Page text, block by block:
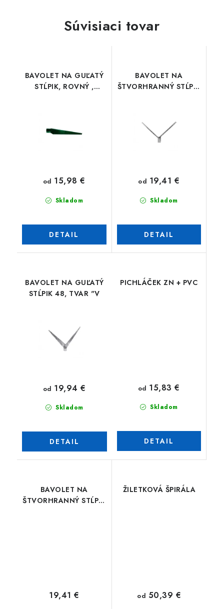
Súvisiaci tovar
BAVOLET NA GUĽATÝ
STĹPIK, ROVNÝ ,
Skladom
od 15,98 €
DETAIL
BAVOLET NA
ŠTVORHRANNÝ STĹPIK
Skladom
od 19,41 €
DETAIL
BAVOLET NA GUĽATÝ
STĹPIK 48, TVAR "V
Skladom
od 19,94 €
DETAIL
PICHLÁČEK ZN + PVC
Skladom
od 15,83 €
DETAIL
BAVOLET NA
ŠTVORHRANNÝ STĹPIK
19,41 €
ŽILETKOVÁ ŠPIRÁLA
od 50,39 €